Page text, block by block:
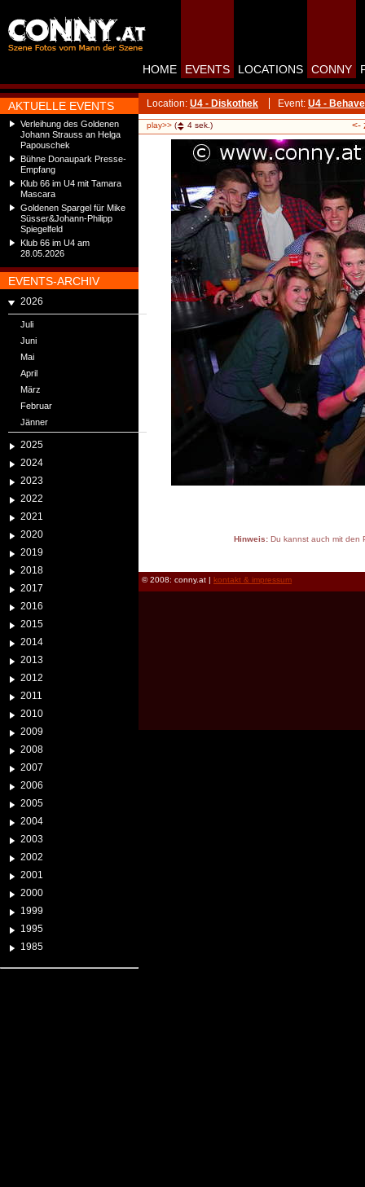
AKTUELLE EVENTS
Verleihung des Goldenen
Johann Strauss an Helga
Papouschek
Bühne Donaupark Presse-
Empfang
Klub 66 im U4 mit Tamara
Mascara
Goldenen Spargel für Mike
Süsser&Johann-Philipp
Spiegelfeld
Klub 66 im U4 am
28.05.2026
EVENTS-ARCHIV
2026
Juli
Juni
Mai
April
März
Februar
Jänner
2025
2024
2023
2022
2021
2020
2019
2018
2017
2016
2015
2014
2013
2012
2011
2010
2009
2008
2007
2006
2005
2004
2003
2002
2001
2000
1999
1995
1985
HOME EVENTS LOCATIONS CONNY
Location: U4 - Diskothek Event: U4 -
play>> ( 4 sek.) <-
Hinweis:Du kannst auch mit den
© 2008: conny.at | kontakt & impressum